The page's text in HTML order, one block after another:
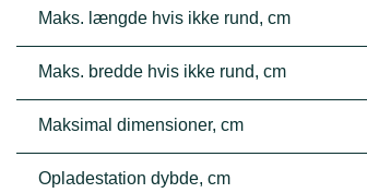
Maks. længde hvis ikke rund, cm
Maks. bredde hvis ikke rund, cm
Maksimal dimensioner, cm
Opladestation dybde, cm